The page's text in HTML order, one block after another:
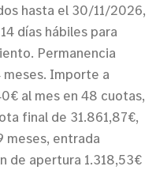
hasta el 30/11/2026,
días hábiles para
Permanencia
Importe a
al mes en 48 cuotas,
final de 31.861,87€,
meses, entrada
de apertura 1.318,53€